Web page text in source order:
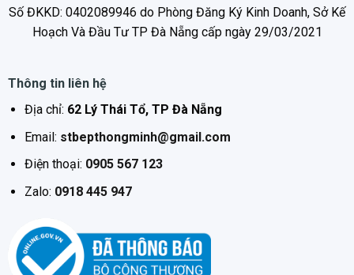
– Hẹn giờ: 3 giờ
– Khóa trẻ em
– Mặt kính gốm SCHOTT Ceran
Điện áp nguồn tối thiểu
Điện áp nguồn tối đa
240 V
4200 W
Tần số
Số ĐKKD: 0402089946 do Phòng Đăng Ký Kinh Doanh, Sở Kế
Hoạch Và Đầu Tư TP Đà Nẵng cấp ngày 29/03/2021
Thông tin liên hệ
Địa chỉ: 62 Lý Thái Tổ, TP Đà Nẵng
Email: stbepthongminh@gmail.com
Điện thoại: 0905 567 123
Zalo: 0918 445 947